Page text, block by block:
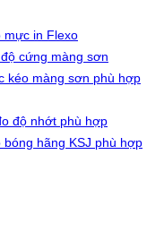
mực in Flexo
cứng màng sơn
kéo màng sơn phù hợp
độ nhớt phù hợp
hãng KSJ phù hợp